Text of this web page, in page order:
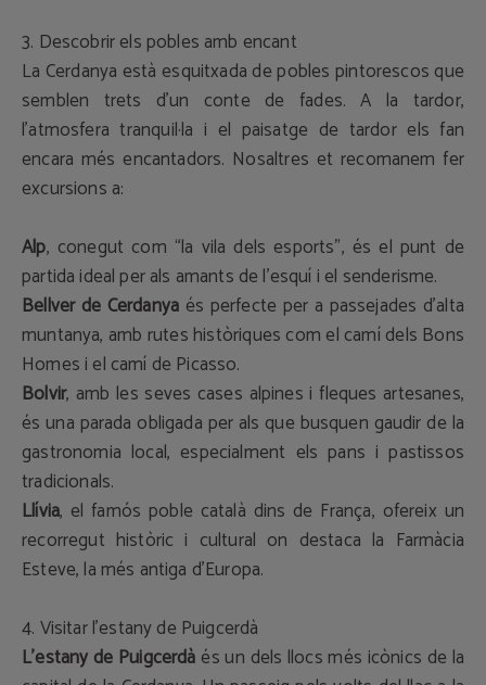
3. Descobrir els pobles amb encant
La Cerdanya està esquitxada de pobles pintorescos que
semblen trets d'un conte de fades. A la tardor,
l'atmosfera tranquil·la i el paisatge de tardor els fan
encara més encantadors. Nosaltres et recomanem fer
excursions a:
Alp, conegut com “la vila dels esports”, és el punt de
partida ideal per als amants de l'esquí i el senderisme.
Bellver de Cerdanya és perfecte per a passejades d'alta
muntanya, amb rutes històriques com el camí dels Bons
Homes i el camí de Picasso.
Bolvir, amb les seves cases alpines i fleques artesanes,
és una parada obligada per als que busquen gaudir de la
gastronomia local, especialment els pans i pastissos
tradicionals.
Llívia, el famós poble català dins de França, ofereix un
recorregut històric i cultural on destaca la Farmàcia
Esteve, la més antiga d'Europa.
4. Visitar l’estany de Puigcerdà
L’estany de Puigcerdà és un dels llocs més icònics de la